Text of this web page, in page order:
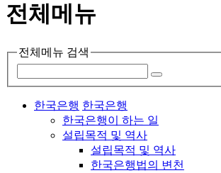
전체메뉴
전체메뉴 검색
한국은행 한국은행
한국은행이 하는 일
설립목적 및 역사
설립목적 및 역사
한국은행법의 변천